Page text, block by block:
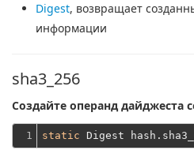
Digest, возвращает
информации
sha3_256
Создайте операнд дайджеста
1 static